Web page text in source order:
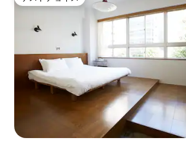
ゲストチョイス